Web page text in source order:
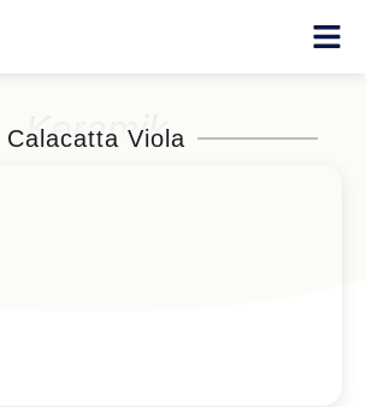
Keramik
Calacatta Viola